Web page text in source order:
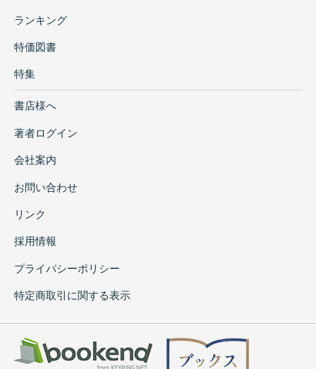
ランキング
特価図書
特集
書店様へ
著者ログイン
会社案内
お問い合わせ
リンク
採用情報
プライバシーポリシー
特定商取引に関する表示